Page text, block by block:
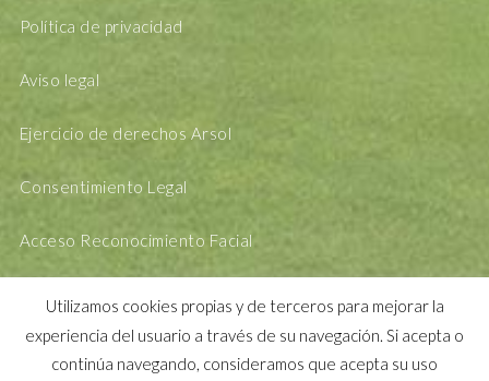
Política de privacidad
Aviso legal
Ejercicio de derechos Arsol
Consentimiento Legal
Acceso Reconocimiento Facial
Utilizamos cookies propias y de terceros para mejorar la
experiencia del usuario a través de su navegación. Si acepta o
continúa navegando, consideramos que acepta su uso